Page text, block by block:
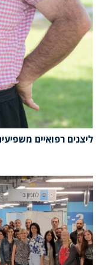
ליצנים רפואיים